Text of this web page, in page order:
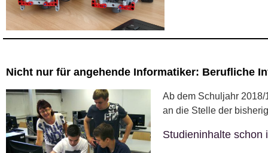
Nicht nur für angehende Informatiker: Berufliche
Ab dem Schuljahr
an die Stelle der
Studieninhalte schon